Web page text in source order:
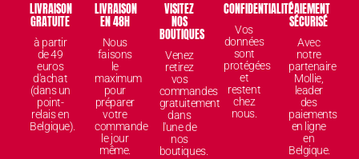
LIVRAISON
GRATUITE
à partir
de 49
euros
d'achat
(dans un
point-
relais en
Belgique).
LIVRAISON
EN 48H
Nous
faisons
le
maximum
pour
préparer
votre
commande
le jour
même.
VISITEZ
NOS
BOUTIQUES
Venez
retirez
vos
commandes
gratuitement
dans
l'une de
nos
boutiques.
CONFIDENTIALITÉ
Vos
données
sont
protégées
et
restent
chez
nous.
PAIEMENT
SÉCURISÉ
Avec
notre
partenaire
Mollie,
leader
des
paiements
en ligne
en
Belgique.